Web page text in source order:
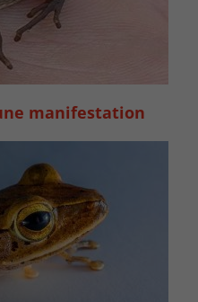
manifestation